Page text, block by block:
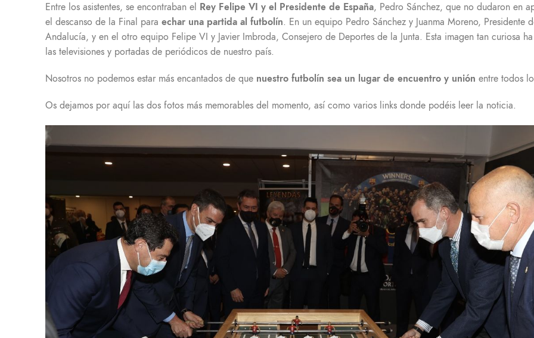
Entre los asistentes, se encontraban el Rey Felipe VI y el Presidente de España, Pedro Sánchez, que no dudaron en
el descanso de la Final para echar una partida al futbolín. En un equipo Pedro Sánchez y Juanma Moreno, Presidente
Andalucía, y en el otro equipo Felipe VI y Javier Imbroda, Consejero de Deportes de la Junta. Esta imagen tan curiosa
las televisiones y portadas de periódicos de nuestro país.
Nosotros no podemos estar más encantados de que nuestro futbolín sea un lugar de encuentro y unión entre todos
Os dejamos por aquí las dos fotos más memorables del momento, así como varios links donde podéis leer la noticia.